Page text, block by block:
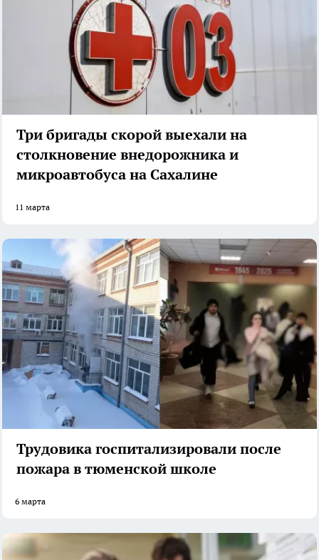
Три бригады скорой выехали на
столкновение внедорожника и
микроавтобуса на Сахалине
11 марта
Трудовика госпитализировали после
пожара в тюменской школе
6 марта